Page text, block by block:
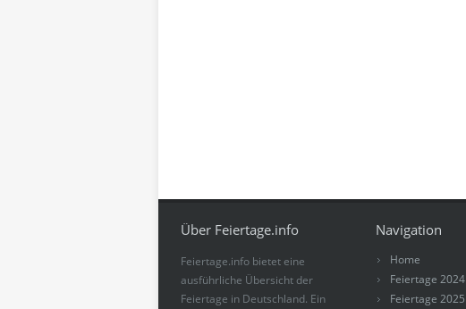
Über Feiertage.info
Feiertage.info bietet eine
ausführliche Übersicht der
Feiertage in Deutschland. Ein
Navigation
Home
Feiertage 2024
Feiertage 2025